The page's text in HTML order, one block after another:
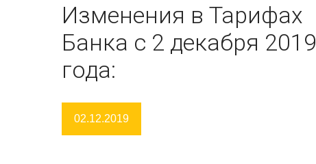
Изменения в Тарифах
Банка с 2 декабря 2019
года:
02.12.2019